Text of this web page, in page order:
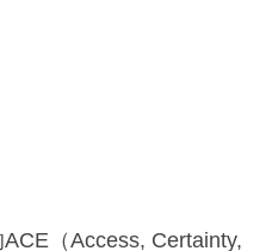
（Access, Certainty,